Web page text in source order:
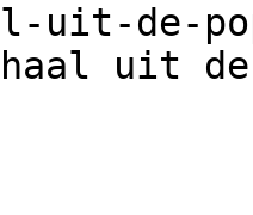
uit-de-